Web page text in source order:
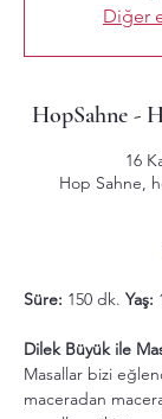
Diğer
HopSahne -
16
Hop Sahne,
Süre: 150 dk. Yaş:
Dilek Büyük ile
Masallar bizi
maceradan